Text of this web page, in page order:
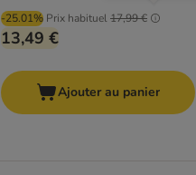
-25.01% Prix habituel17,99 €
13,49 €
Ajouter au panier